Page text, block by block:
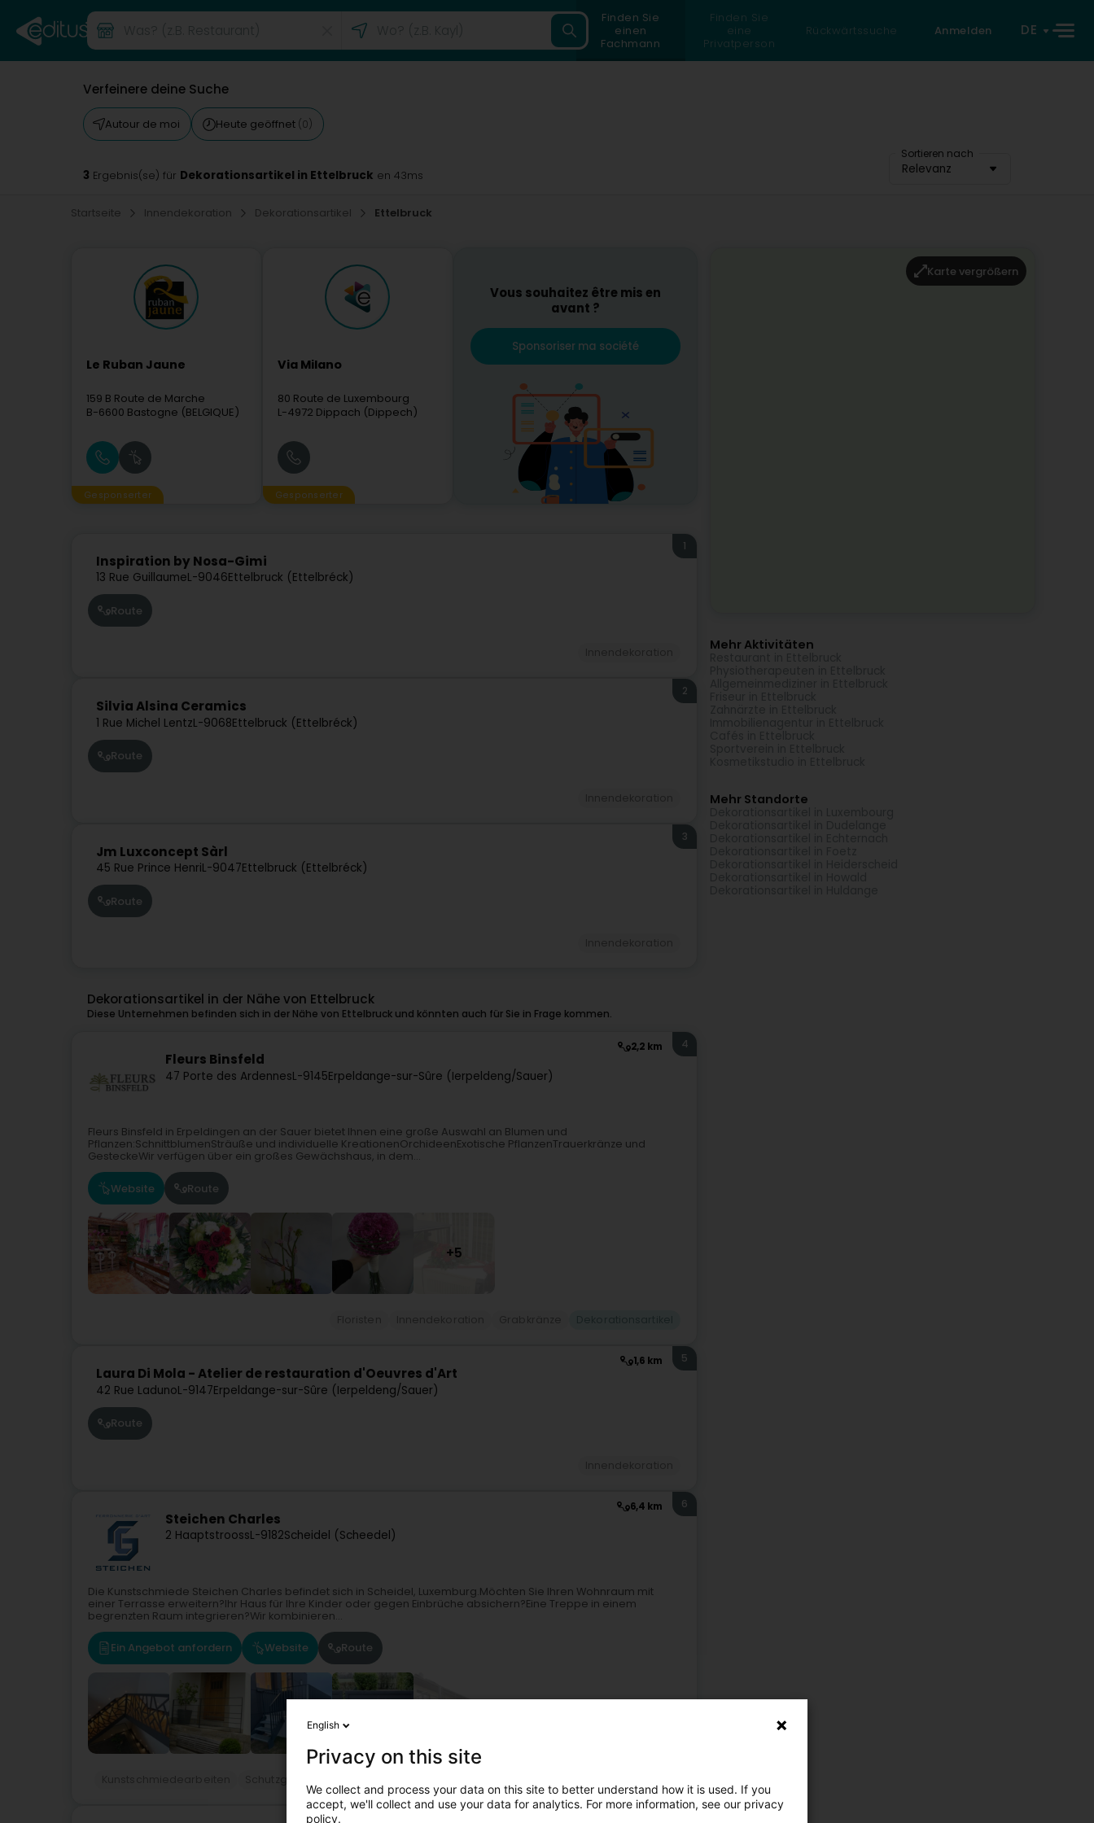
Finden Sie
einen
Fachmann
Finden Sie
eine
Privatperson
Rückwärtssuche Anmelden DE
Verfeinere deine Suche
Autour de moi Heute geöffnet (0)
Sortieren nach
Relevanz
3 Ergebnis(se) für Dekorationsartikel in Ettelbruck en 43ms
Startseite Innendekoration Dekorationsartikel Ettelbruck
Le Ruban Jaune
159 B Route de Marche
B-6600 Bastogne (BELGIQUE)
Gesponserter
Via Milano
80 Route de Luxembourg
L-4972 Dippach (Dippech)
Gesponserter
Vous souhaitez être mis en
avant ?
Sponsoriser ma société
Inspiration by Nosa-Gimi
13 Rue GuillaumeL-9046Ettelbruck (Ettelbréck)
1
Route
Silvia Alsina Ceramics
1 Rue Michel LentzL-9068Ettelbruck (Ettelbréck)
2
Route
Jm Luxconcept Sàrl
45 Rue Prince HenriL-9047Ettelbruck (Ettelbréck)
3
Route
Dekorationsartikel in der Nähe von Ettelbruck
Diese Unternehmen befinden sich in der Nähe von Ettelbruck und könnten auch für Sie in Frage kommen.
2,2 km
Fleurs Binsfeld
47 Porte des ArdennesL-9145Erpeldange-sur-Sûre (Ierpeldeng/Sauer)
4
Fleurs Binsfeld in Erpeldingen an der Sauer bietet Ihnen eine große Auswahl an Blumen und
Pflanzen:SchnittblumenSträuße und individuelle KreationenOrchideenExotische PflanzenTrauerkränze und
GesteckeWir verfügen über ein großes Gewächshaus, in dem...
Website Route
+5
1,6 km
Laura Di Mola - Atelier de restauration d'Oeuvres d'Art
42 Rue LadunoL-9147Erpeldange-sur-Sûre (Ierpeldeng/Sauer)
5
Route
6,4 km
Steichen Charles
2 HaaptstroossL-9182Scheidel (Scheedel)
6
Die Kunstschmiede Steichen Charles befindet sich in Scheidel, Luxemburg.Möchten Sie Ihren Wohnraum mit
einer Terrasse erweitern?Ihr Haus für Ihre Kinder oder gegen Einbrüche absichern?Eine Treppe in einem
begrenzten Raum integrieren?Wir kombinieren...
Ein Angebot anfordern Website Route
Karte vergrößern
Mehr Aktivitäten
Mehr Standorte
English
Privacy on this site
We collect and process your data on this site to better understand how it is used. If you
accept, we'll collect and use your data for analytics. For more information, see our privacy
policy.